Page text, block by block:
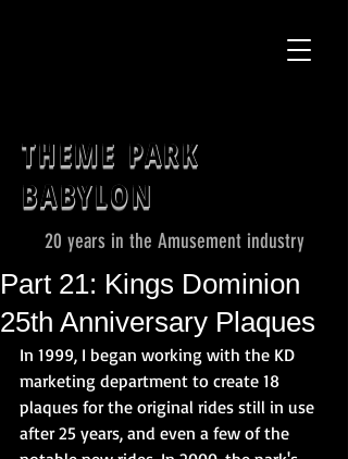
THEME PARK
BABYLON
20 years in the Amusement industry
Part 21: Kings Dominion
25th Anniversary Plaques
In 1999, I began working with the KD
marketing department to create 18
plaques for the original rides still in use
after 25 years, and even a few of the